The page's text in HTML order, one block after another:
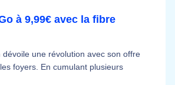
à 9,99€ avec la fibre
dévoile une révolution avec son offre
foyers. En cumulant plusieurs